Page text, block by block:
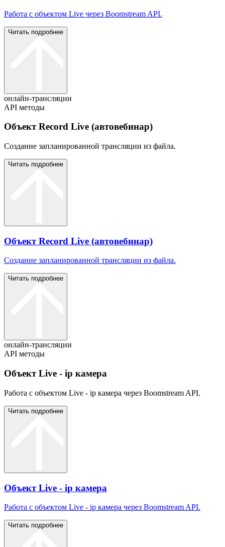
Работа с объектом Live через Boomstream API.
Читать подробнее
онлайн-трансляции
API методы
Объект Record Live (автовебинар)
Создание запланированной трансляции из файла.
Читать подробнее
Объект Record Live (автовебинар)
Создание запланированной трансляции из файла.
Читать подробнее
онлайн-трансляции
API методы
Объект Live - ip камера
Работа с объектом Live - ip камера через Boomstream API.
Читать подробнее
Объект Live - ip камера
Работа с объектом Live - ip камера через Boomstream API.
Читать подробнее